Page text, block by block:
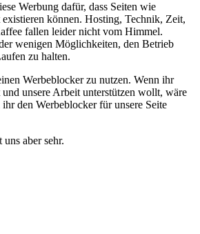
Werbung dafür, dass Seiten wie
existieren können. Hosting, Technik, Zeit,
fallen leider nicht vom Himmel.
wenigen Möglichkeiten, den Betrieb
zu halten.
Werbeblocker zu nutzen. Wenn ihr
und unsere Arbeit unterstützen wollt, wäre
den Werbeblocker für unsere Seite
aber sehr.